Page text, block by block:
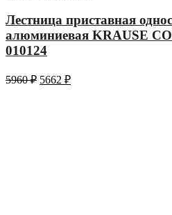
Лестница приставная
алюминиевая KRAUSE
010124
5960₽ 5662 ₽